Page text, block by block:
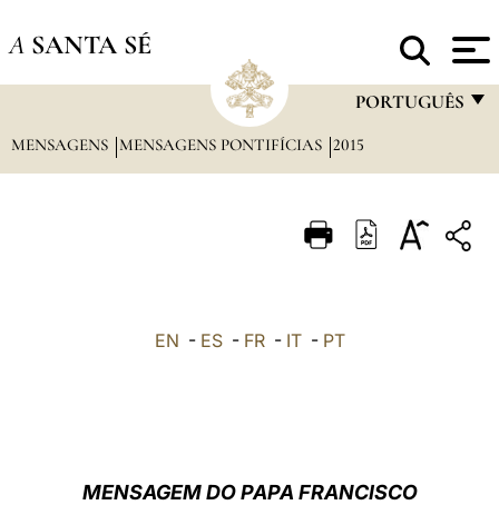
A SANTA SÉ
PORTUGUÊS
FRANÇAIS
ITALIANO
中文
MENSAGENS MENSAGENS PONTIFÍCIAS 2015
EN - ES- FR- IT- PT
MENSAGEM DO PAPA FRANCISCO